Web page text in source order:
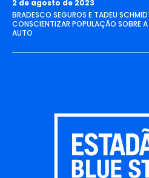
2 de agosto de 2023
BRADESCO SEGUROS E TADEU
CONSCIENTIZAR POPULAÇÃO SOBRE
AUTO